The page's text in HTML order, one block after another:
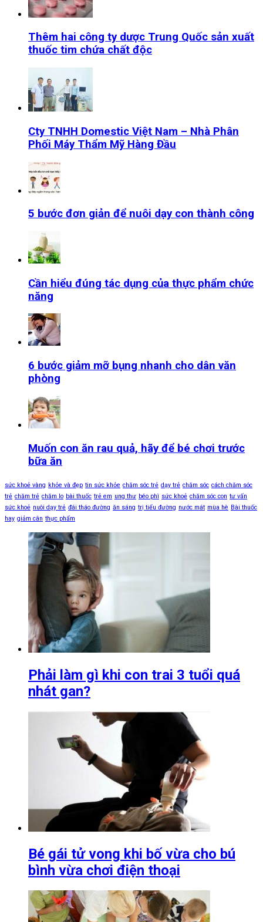
Thêm hai công ty dược Trung Quốc sản xuất
thuốc tim chứa chất độc
Cty TNHH Domestic Việt Nam – Nhà Phân
Phối Máy Thẩm Mỹ Hàng Đầu
5 bước đơn giản để nuôi dạy con thành công
Cần hiểu đúng tác dụng của thực phẩm chức
năng
6 bước giảm mỡ bụng nhanh cho dân văn
phòng
Muốn con ăn rau quả, hãy để bé chơi trước
bữa ăn
sức khoẻ vàng khỏe và đẹp tin sức khỏe chăm sóc trẻ dạy trẻ chăm sóc cách chăm sóc
trẻ chăm trẻ chăm lo bài thuốc trẻ em ung thư béo phì sức khoẻ chăm sóc con tư vấn
sức khoẻ nuôi dạy trẻ đái tháo đường ăn sáng trị tiểu đường nước mát mùa hè Bài thuốc
hay giảm cân thực phẩm
Phải làm gì khi con trai 3 tuổi quá
nhát gan?
Bé gái tử vong khi bố vừa cho bú
bình vừa chơi điện thoại